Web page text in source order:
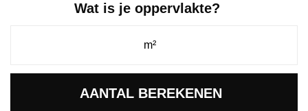
Wat is je oppervlakte?
AANTAL BEREKENEN